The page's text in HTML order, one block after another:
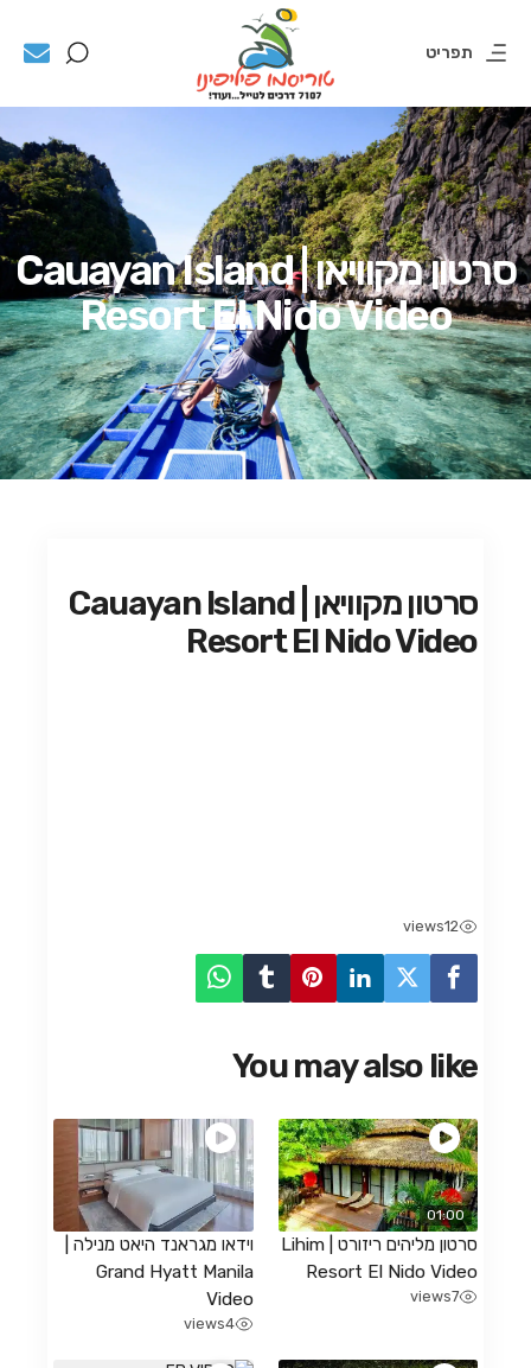
תפריט
סרטון מקוויאן | Cauayan Island
Resort El Nido Video
סרטון מקוויאן | Cauayan Island
Resort El Nido Video
12
views
You may also like
01:00
סרטון מליהים ריזורט | Lihim
Resort El Nido Video
7
views
וידאו מגראנד היאט מנילה |
Grand Hyatt Manila
Video
4
views